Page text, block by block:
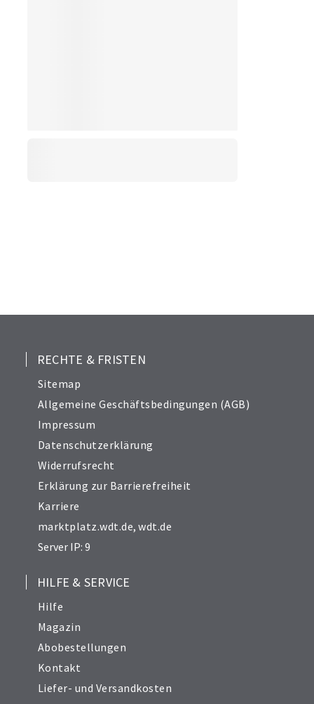
RECHTE & FRISTEN
Sitemap
Allgemeine Geschäftsbedingungen (AGB)
Impressum
Datenschutzerklärung
Widerrufsrecht
Erklärung zur Barrierefreiheit
Karriere
marktplatz.wdt.de,wdt.de
Server IP: 9
HILFE & SERVICE
Hilfe
Magazin
Abobestellungen
Kontakt
Liefer- und Versandkosten